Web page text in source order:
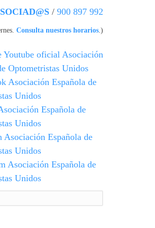
/ 900 897 992
Consulta nuestros horarios.)